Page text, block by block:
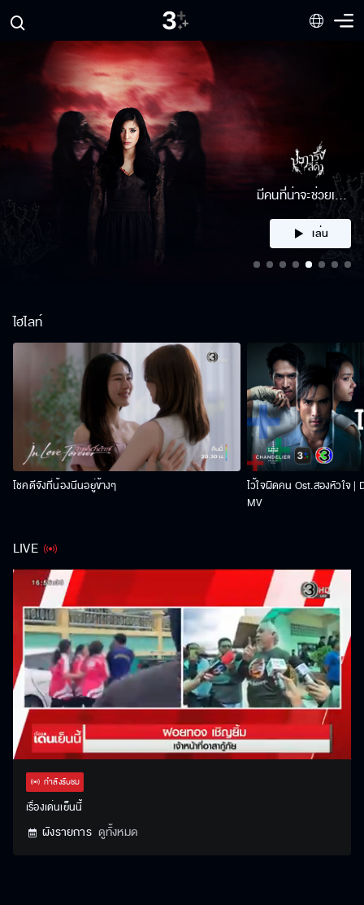
มีคนที่น่าจะช่วยเรา
ได้
เล่น
ไฮไลท์
โชคดีจังที่น้องนีนอยู่ข้างๆ
ไว้ใจผิดคน Ost.สองหัวใจ |
MV
LIVE
UnmuteStream Settings
กำลังรับชม
เรื่องเด่นเย็นนี้
ผังรายการ ดูทั้งหมด